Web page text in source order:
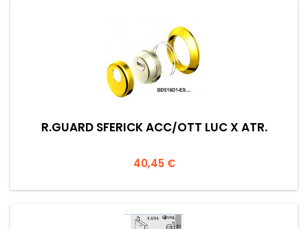
R.GUARD SFERICK ACC/OTT LUC X ATR.
Prezzo
40,45 €